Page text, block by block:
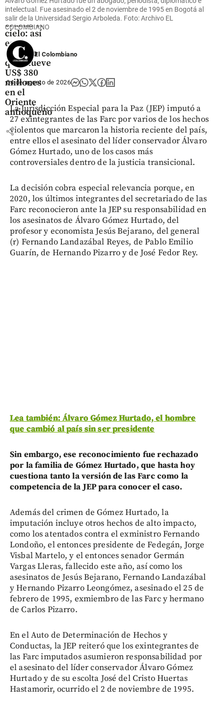
Flores que
cruzan el
cielo: así
es el
negocio
que mueve
US$ 380
millones
en el
Oriente
antioqueño
share
intelectual. Fue asesinado el 2 de noviembre de 1995 en Bogotá al
salir de la Universidad Sergio Arboleda. Foto: Archivo EL
COLOMBIANO
El Colombiano
04 de agosto de 2026
La Jurisdicción Especial para la Paz (JEP) imputó a
27 exintegrantes de las Farc por varios de los hechos
violentos que marcaron la historia reciente del país,
entre ellos el asesinato del líder conservador Álvaro
Gómez Hurtado, uno de los casos más
controversiales dentro de la justicia transicional.
La decisión cobra especial relevancia porque, en
2020, los últimos integrantes del secretariado de las
Farc reconocieron ante la JEP su responsabilidad en
los asesinatos de Álvaro Gómez Hurtado, del
profesor y economista Jesús Bejarano, del general
(r) Fernando Landazábal Reyes, de Pablo Emilio
Guarín, de Hernando Pizarro y de José Fedor Rey.
Lea también: Álvaro Gómez Hurtado, el hombre
que cambió al país sin ser presidente
Sin embargo, ese reconocimiento fue rechazado
por la familia de Gómez Hurtado, que hasta hoy
cuestiona tanto la versión de las Farc como la
competencia de la JEP para conocer el caso.
Además del crimen de Gómez Hurtado, la
imputación incluye otros hechos de alto impacto,
como los atentados contra el exministro Fernando
Londoño, el entonces presidente de Fedegán, Jorge
Visbal Martelo, y el entonces senador Germán
Vargas Lleras, fallecido este año, así como los
asesinatos de Jesús Bejarano, Fernando Landazábal
y Hernando Pizarro Leongómez, asesinado el 25 de
febrero de 1995, exmiembro de las Farc y hermano
de Carlos Pizarro.
En el Auto de Determinación de Hechos y
Conductas, la JEP reiteró que los exintegrantes de
las Farc imputados asumieron responsabilidad por
el asesinato del líder conservador Álvaro Gómez
Hurtado y de su escolta José del Cristo Huertas
Hastamorir, ocurrido el 2 de noviembre de 1995.